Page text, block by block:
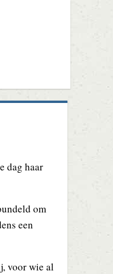
dag haar
om
een
voor wie al